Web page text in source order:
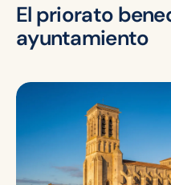
El priorato
ayuntamiento